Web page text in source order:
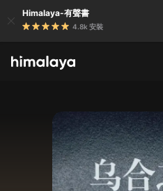
Himalaya-有聲書
4.8k 安裝